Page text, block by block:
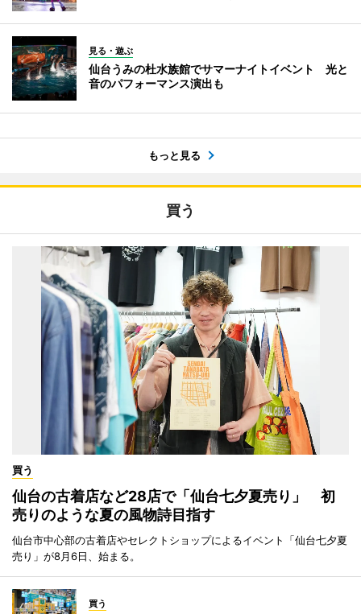
見る・遊ぶ
仙台うみの杜水族館でサマーナイトイベント 光と
音のパフォーマンス演出も
もっと見る
買う
買う
仙台の古着店など28店で「仙台七夕夏売り」 初
売りのような夏の風物詩目指す
仙台市中心部の古着店やセレクトショップによるイベント「仙台七夕夏
売り」が8月6日、始まる。
買う